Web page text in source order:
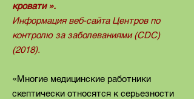
кровати ».
Информация веб-сайта Центров по
контролю за заболеваниями (CDC)
(2018).
«Многие медицинские работники
скептически относятся к серьезности